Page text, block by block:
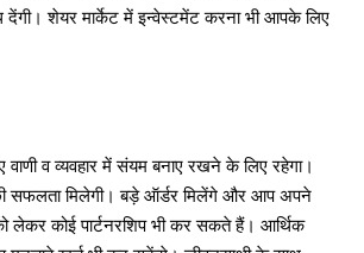
देंगी। शेयर मार्केट में इन्वेस्टमेंट करना भी आपके लिए
व व्यवहार में संयम बनाए रखने के लिए रहेगा।
सफलता मिलेगी। बड़े ऑर्डर मिलेंगे और आप अपने
लेकर कोई पार्टनरशिप भी कर सकते हैं। आर्थिक